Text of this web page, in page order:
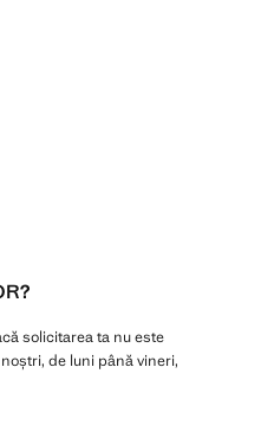
solicitarea ta nu este
de luni până vineri,